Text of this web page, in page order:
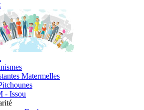
Matermelles
- Issou